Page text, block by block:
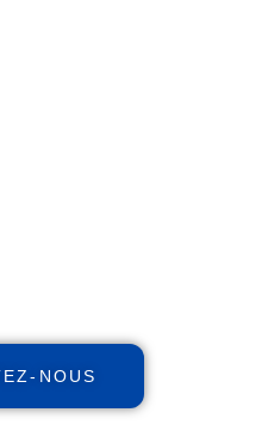
NOUS